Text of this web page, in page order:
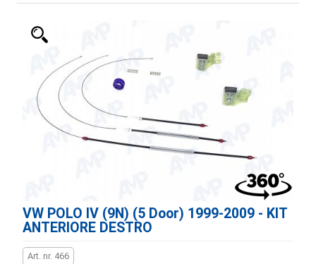
VW POLO IV (9N) (5 Door) 1999-2009 - KIT
ANTERIORE DESTRO
Art. nr. 466